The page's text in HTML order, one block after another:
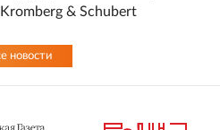
& Schubert
новости